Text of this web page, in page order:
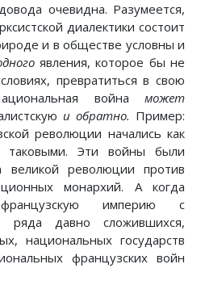
очевидна. Разумеется,
диалектики состоит
и в обществе условны и
явления, которое бы не
превратиться в свою
война может
и обратно. Пример:
революции начались как
Эти войны были
великой революции против
монархий. А когда
империю с
ряда давно сложившихся,
национальных государств
французских войн